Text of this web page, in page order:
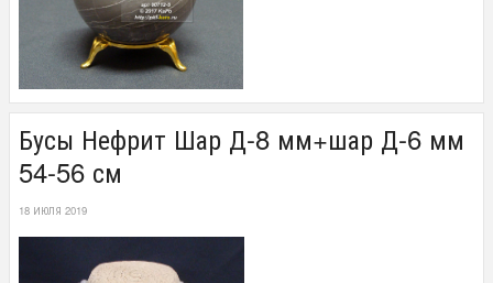
Бусы Нефрит Шар Д-8 мм+шар Д-6 мм
54-56 см
18 ИЮЛЯ 2019